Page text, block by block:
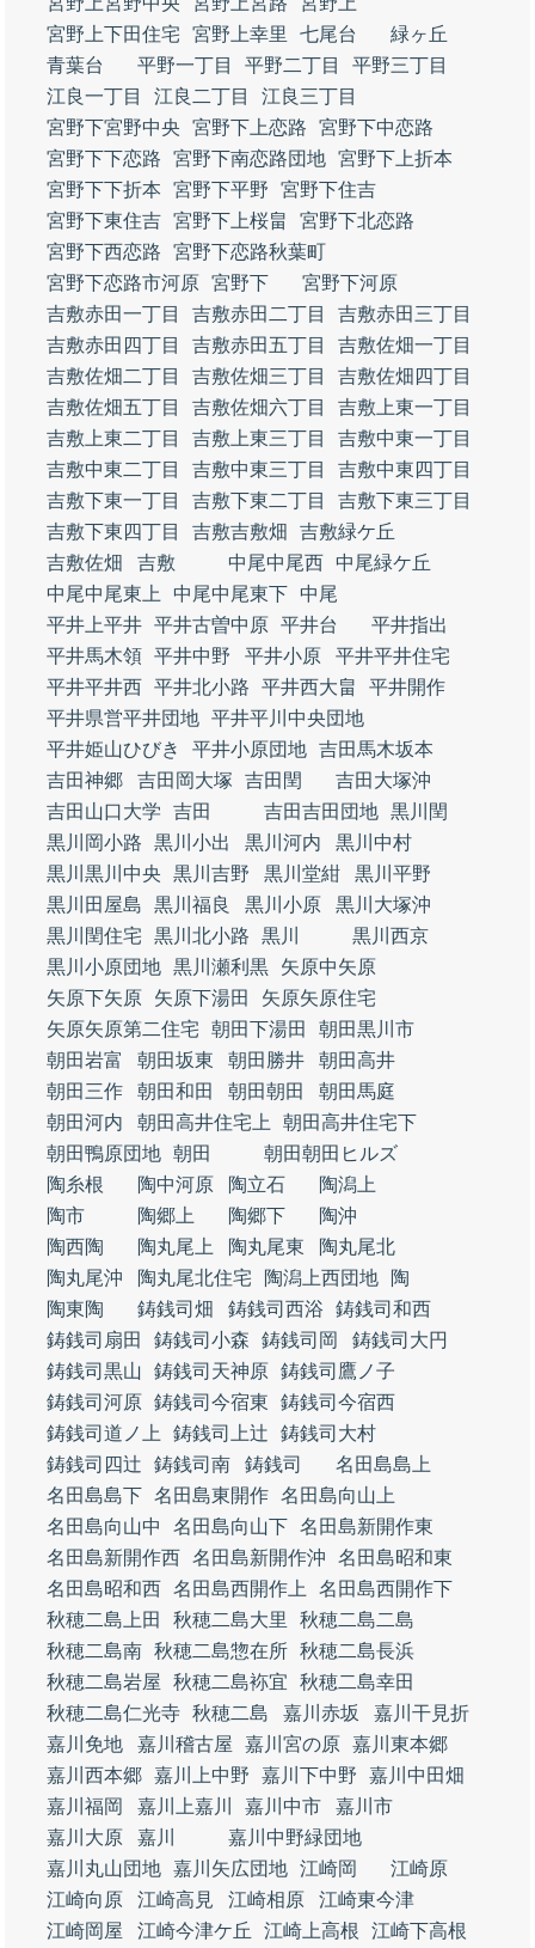
宮野上下田住宅
宮野上幸里 七尾台
緑ヶ丘
青葉台
平野一丁目 平野二丁目
平野三丁目
江良一丁目
江良二丁目
江良三丁目
宮野下宮野中央
宮野下上恋路
宮野下中恋路
宮野下下恋路
宮野下南恋路団地 宮野下上折本
宮野下下折本
宮野下平野
宮野下住吉
宮野下東住吉 宮野下上桜畠
宮野下北恋路
宮野下西恋路
宮野下恋路秋葉町
宮野下恋路市河原 宮野下
宮野下河原
吉敷赤田一丁目
吉敷赤田二丁目
吉敷赤田三丁目
吉敷赤田四丁目
吉敷赤田五丁目
吉敷佐畑一丁目
吉敷佐畑二丁目
吉敷佐畑三丁目
吉敷佐畑四丁目
吉敷佐畑五丁目
吉敷佐畑六丁目
吉敷上東一丁目
吉敷上東二丁目
吉敷上東三丁目
吉敷中東一丁目
吉敷中東二丁目
吉敷中東三丁目
吉敷中東四丁目
吉敷下東一丁目
吉敷下東二丁目
吉敷下東三丁目
吉敷下東四丁目
吉敷吉敷畑
吉敷緑ケ丘
吉敷佐畑
吉敷 中尾中尾西
中尾緑ケ丘
中尾中尾東上
中尾中尾東下
中尾
平井上平井 平井古曽中原 平井台
平井指出
平井馬木領 平井中野 平井小原
平井平井住宅
平井平井西 平井北小路 平井西大畠
平井開作
平井県営平井団地 平井平川中央団地
平井姫山ひびき
平井小原団地 吉田馬木坂本
吉田神郷
吉田岡大塚 吉田閏
吉田大塚沖
吉田山口大学
吉田 吉田吉田団地 黒川閏
黒川岡小路
黒川小出 黒川河内
黒川中村
黒川黒川中央
黒川吉野 黒川堂紺
黒川平野
黒川田屋島
黒川福良 黒川小原
黒川大塚沖
黒川閏住宅
黒川北小路 黒川
黒川西京
黒川小原団地 黒川瀬利黒
矢原中矢原
矢原下矢原
矢原下湯田
矢原矢原住宅
矢原矢原第二住宅
朝田下湯田
朝田黒川市
朝田岩富
朝田坂東 朝田勝井
朝田高井
朝田三作
朝田和田 朝田朝田
朝田馬庭
朝田河内
朝田高井住宅上
朝田高井住宅下
朝田鴨原団地 朝田
朝田朝田ヒルズ
陶糸根
陶中河原 陶立石
陶潟上
陶市
陶郷上 陶郷下
陶沖
陶西陶
陶丸尾上 陶丸尾東
陶丸尾北
陶丸尾沖
陶丸尾北住宅 陶潟上西団地
陶
陶東陶
鋳銭司畑 鋳銭司西浴
鋳銭司和西
鋳銭司扇田
鋳銭司小森 鋳銭司岡
鋳銭司大円
鋳銭司黒山
鋳銭司天神原 鋳銭司鷹ノ子
鋳銭司河原 鋳銭司今宿東
鋳銭司今宿西
鋳銭司道ノ上
鋳銭司上辻
鋳銭司大村
鋳銭司四辻
鋳銭司南 鋳銭司
名田島島上
名田島島下 名田島東開作 名田島向山上
名田島向山中
名田島向山下 名田島新開作東
名田島新開作西 名田島新開作沖
名田島昭和東
名田島昭和西 名田島西開作上
名田島西開作下
秋穂二島上田
秋穂二島大里
秋穂二島二島
秋穂二島南 秋穂二島惣在所 秋穂二島長浜
秋穂二島岩屋
秋穂二島袮宜
秋穂二島幸田
秋穂二島仁光寺 秋穂二島 嘉川赤坂
嘉川干見折
嘉川免地
嘉川稽古屋 嘉川宮の原 嘉川東本郷
嘉川西本郷 嘉川上中野 嘉川下中野
嘉川中田畑
嘉川福岡
嘉川上嘉川 嘉川中市
嘉川市
嘉川大原
嘉川
嘉川中野緑団地
嘉川丸山団地 嘉川矢広団地 江崎岡
江崎原
江崎向原
江崎高見 江崎相原
江崎東今津
江崎岡屋
江崎今津ケ丘 江崎上高根
江崎下高根